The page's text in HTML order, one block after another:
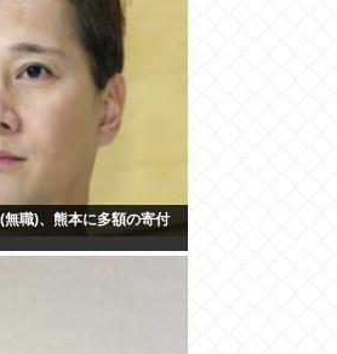
無職)、熊本に多額の寄付